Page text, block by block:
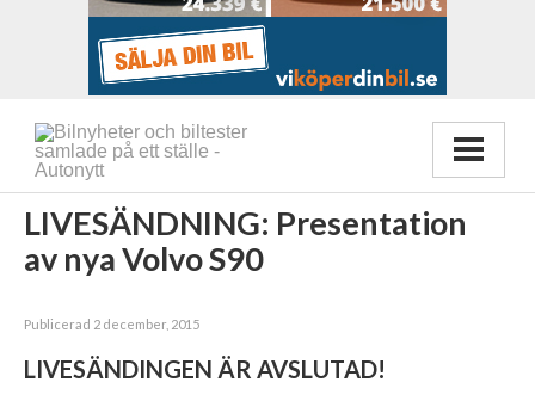
LIVESÄNDNING: Presentation
av nya Volvo S90
Publicerad 2 december, 2015
LIVESÄNDINGEN ÄR AVSLUTAD!